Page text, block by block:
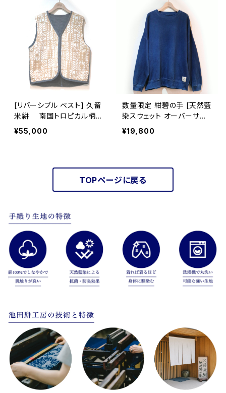
[リバーシブル ベスト] 久留
米絣 南国トロピカル柄×
筑紫つむぎ ※大きい柄部
分：手織り久留米絣使用 池
¥55,000
数量限定 紺碧の手 [天然藍
染スウェット オーバーサイ
ズ] M・L ※職人手染め
¥19,800
TOPページに戻る